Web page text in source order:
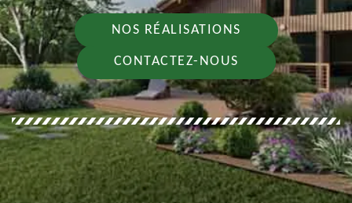
NOS RÉALISATIONS
CONTACTEZ-NOUS